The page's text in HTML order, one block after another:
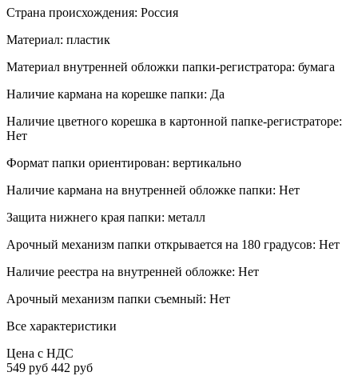
Страна происхождения: Россия
Материал: пластик
Материал внутренней обложки папки-регистратора: бумага
Наличие кармана на корешке папки: Да
Наличие цветного корешка в картонной папке-регистраторе:
Нет
Формат папки ориентирован: вертикально
Наличие кармана на внутренней обложке папки: Нет
Защита нижнего края папки: металл
Арочный механизм папки открывается на 180 градусов: Нет
Наличие реестра на внутренней обложке: Нет
Арочный механизм папки съемный: Нет
Все характеристики
Цена с НДС
549 руб 442 руб